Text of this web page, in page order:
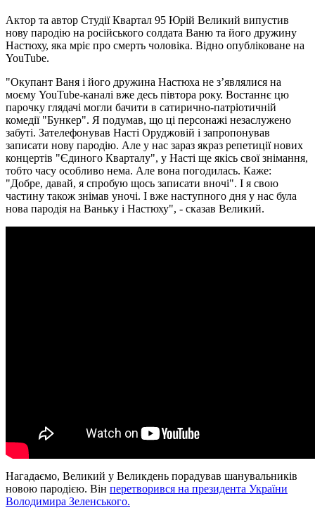
Актор та автор Студії Квартал 95 Юрій Великий випустив
нову пародію на російського солдата Ваню та його дружину
Настюху, яка мріє про смерть чоловіка. Відно опубліковане на
YouTube.
"Окупант Ваня і його дружина Настюха не з’являлися на
моєму YouTube-каналі вже десь півтора року. Востаннє цю
парочку глядачі могли бачити в сатирично-патріотичній
комедії "Бункер". Я подумав, що ці персонажі незаслужено
забуті. Зателефонував Насті Оруджовій і запропонував
записати нову пародію. Але у нас зараз якраз репетиції нових
концертів "Єдиного Кварталу", у Насті ще якісь свої знімання,
тобто часу особливо нема. Але вона погодилась. Каже:
"Добре, давай, я спробую щось записати вночі". І я свою
частину також знімав уночі. І вже наступного дня у нас була
нова пародія на Ваньку і Настюху", - cказав Великий.
Нагадаємо, Великий у Великдень порадував шанувальників
новою пародією. Він перетворився на президента України
Володимира Зеленського.